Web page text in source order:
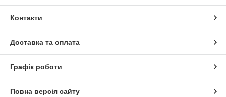
Контакти
Доставка та оплата
Графік роботи
Повна версія сайту